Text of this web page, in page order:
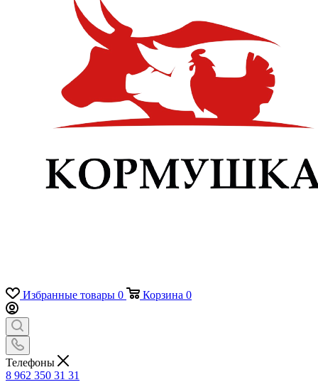
Избранные товары 0 Корзина 0
Телефоны
8 962 350 31 31